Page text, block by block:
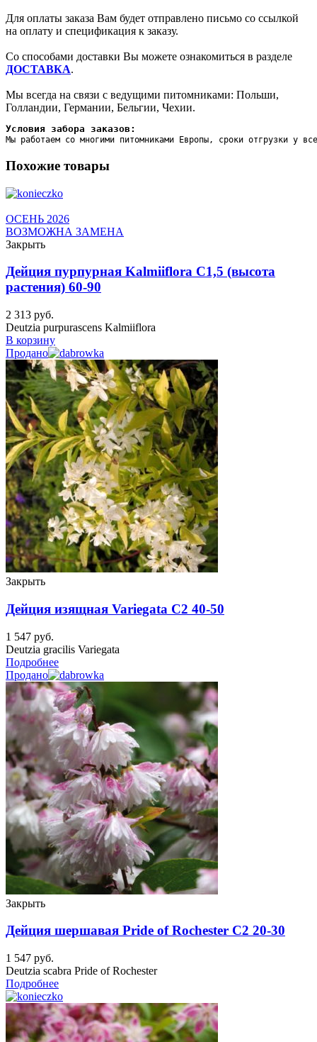
Для оплаты заказа Вам будет отправлено письмо со ссылкой
на оплату и спецификация к заказу.
Со способами доставки Вы можете ознакомиться в разделе
ДОСТАВКА.
Мы всегда на связи с ведущими питомниками: Польши,
Голландии, Германии, Бельгии, Чехии.
Условия забора заказов:
Мы работаем со многими питомниками Европы, сроки отгрузки у
Похожие товары
ОСЕНЬ 2026
ВОЗМОЖНА ЗАМЕНА
Закрыть
Дейция пурпурная Kalmiiflora C1,5 (высота
растения) 60-90
2 313 руб.
Deutzia purpurascens Kalmiiflora
В корзину
Продано
Закрыть
Дейция изящная Variegata C2 40-50
1 547 руб.
Deutzia gracilis Variegata
Подробнее
Продано
Закрыть
Дейция шершавая Pride of Rochester C2 20-30
1 547 руб.
Deutzia scabra Pride of Rochester
Подробнее